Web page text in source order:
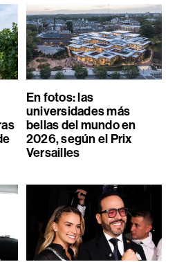
En fotos: las
universidades más
bellas del mundo en
2026, según el Prix
Versailles